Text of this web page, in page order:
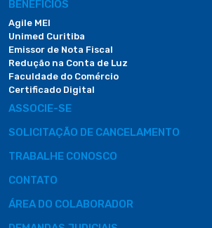
BENEFÍCIOS
Agile MEI
Unimed Curitiba
Emissor de Nota Fiscal
Redução na Conta de Luz
Faculdade do Comércio
Certificado Digital
ASSOCIE-SE
SOLICITAÇÃO DE CANCELAMENTO
TRABALHE CONOSCO
CONTATO
ÁREA DO COLABORADOR